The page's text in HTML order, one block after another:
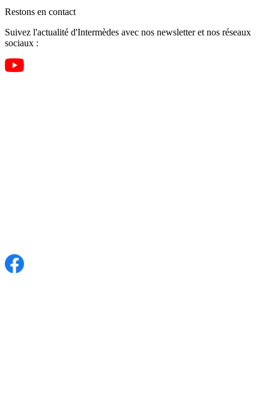
Restons en contact
Suivez l'actualité d'Intermèdes avec nos newsletter et nos réseaux
sociaux :